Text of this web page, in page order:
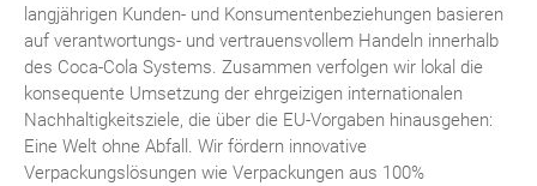
langjährigen Kunden- und Konsumentenbeziehungen basieren
auf verantwortungs- und vertrauensvollem Handeln innerhalb
des Coca-Cola Systems. Zusammen verfolgen wir lokal die
konsequente Umsetzung der ehrgeizigen internationalen
Nachhaltigkeitsziele, die über die EU-Vorgaben hinausgehen:
Eine Welt ohne Abfall. Wir fördern innovative
Verpackungslösungen wie Verpackungen aus 100%